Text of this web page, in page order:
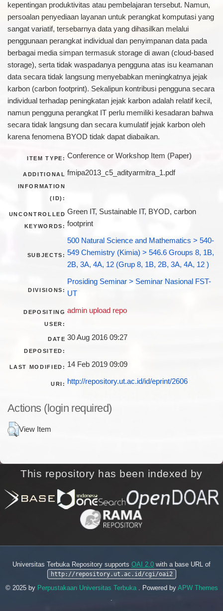
kepentingan produktivitas atau pembelajaran tersebut. Namun,
persoalan penyediaan layanan untuk perangkat komputasi yang
sangat variatif, tersebarnya data yang dihasilkan melalui
penggunaan perangkat individual dan penyimpanan data pada
berbagai media simpan termasuk storage di awan (cloud-based
storage), serta tidak waspadanya pengguna atas isu keamanan
data secara tidak langsung menyebabkan meningkatnya jejak
karbon (carbon footprint). Sekalipun kontribusi pengguna secara
individual terhadap peningkatan jejak karbon adalah relatif kecil,
namun pengguna perangkat IT perlu memiliki kesadaran bahwa
secara tidak langsung dan secara kumulatif jejak karbon oleh
karena fenomena BYOD tidak dapat diabaikan.
ITEM TYPE: Conference or Workshop Item (Paper)
ADDITIONAL
INFORMATION
(ID):
fmipa2013_c5_adityarmitra_1.pdf
UNCONTROLLED
KEYWORDS:
Green IT, Sustainable IT, BYOD, carbon
footprint
SUBJECTS:
500 Natural Science and Mathematics > 540-
549 Chemistry (Kimia) > 546.6 Groups 8, 1B,
2B, 3A, 4A, 12 (Grup 8, 1B, 2B, 3A, 4A, 12 )
DIVISIONS:
Prosiding Seminar > Seminar Nasional FST-
UT
DEPOSITING
USER:
admin upload repo
DATE
DEPOSITED:
30 Aug 2016 09:27
LAST MODIFIED: 14 Feb 2019 09:09
URI: http://repository.ut.ac.id/id/eprint/2606
Actions (login required)
View Item
This repository has been indexed by
Universitas Terbuka Repository supports OAI 2.0 with a base URL of
http://repository.ut.ac.id/cgi/oai2
© 2025 by Perpustakaan Universitas Terbuka . Powered by APW Themes
.